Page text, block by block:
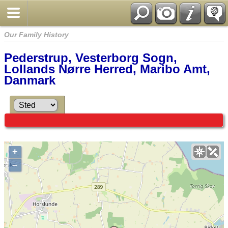
Our Family History
Pederstrup, Vesterborg Sogn,
Lollands Nørre Herred, Maribo Amt,
Danmark
+
–